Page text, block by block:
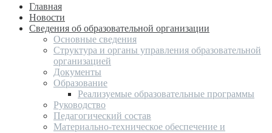
Главная
Новости
Сведения об образовательной организации
Основные сведения
Структура и органы управления образовательной
организацией
Документы
Образование
Реализуемые образовательные программы
Руководство
Педагогический состав
Материально-техническое обеспечение и